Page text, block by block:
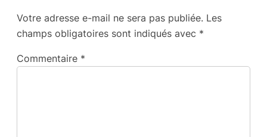
Votre adresse e-mail ne sera pas publiée. Les
champs obligatoires sont indiqués avec *
Commentaire *